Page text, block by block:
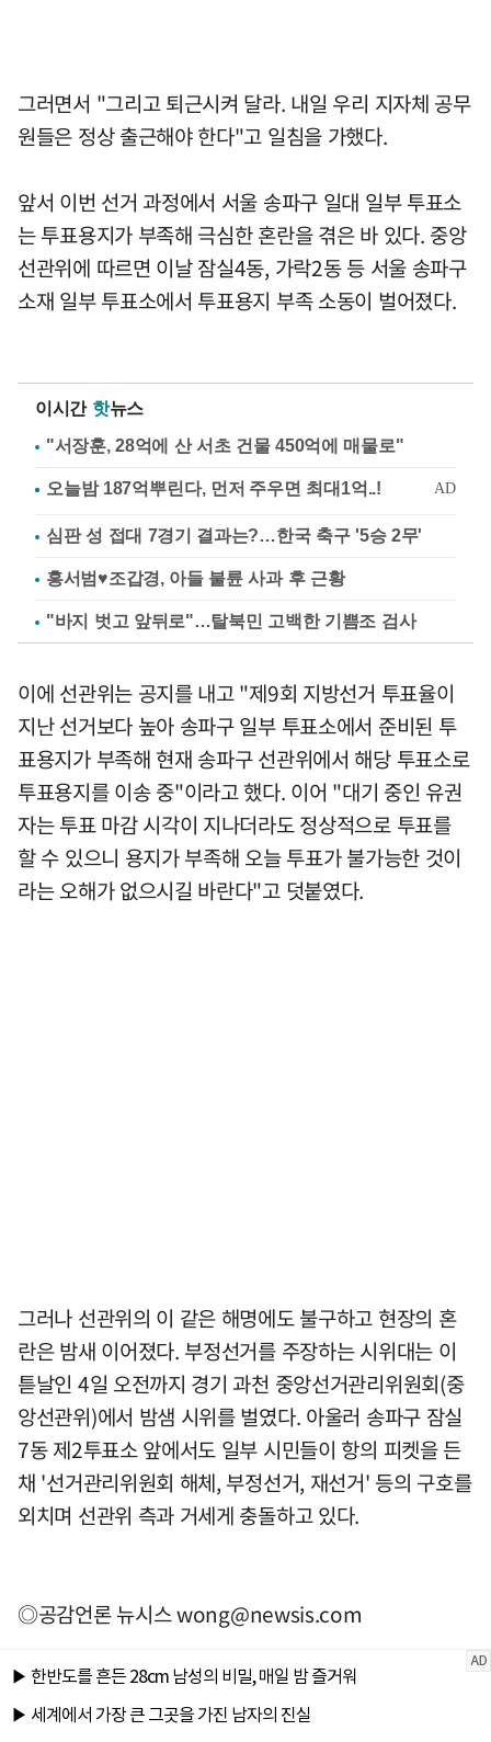
그러면서 "그리고 퇴근시켜 달라. 내일 우리 지자체 공무
원들은 정상 출근해야 한다"고 일침을 가했다.
앞서 이번 선거 과정에서 서울 송파구 일대 일부 투표소
는 투표용지가 부족해 극심한 혼란을 겪은 바 있다. 중앙
선관위에 따르면 이날 잠실4동, 가락2동 등 서울 송파구
소재 일부 투표소에서 투표용지 부족 소동이 벌어졌다.
이시간 핫뉴스
"서장훈, 28억에 산 서초 건물 450억에 매물로"
심판 성 접대 7경기 결과는?…한국 축구 '5승 2무'
홍서범♥조갑경, 아들 불륜 사과 후 근황
"바지 벗고 앞뒤로"…탈북민 고백한 기쁨조 검사
이에 선관위는 공지를 내고 "제9회 지방선거 투표율이
지난 선거보다 높아 송파구 일부 투표소에서 준비된 투
표용지가 부족해 현재 송파구 선관위에서 해당 투표소로
투표용지를 이송 중"이라고 했다. 이어 "대기 중인 유권
자는 투표 마감 시각이 지나더라도 정상적으로 투표를
할 수 있으니 용지가 부족해 오늘 투표가 불가능한 것이
라는 오해가 없으시길 바란다"고 덧붙였다.
그러나 선관위의 이 같은 해명에도 불구하고 현장의 혼
란은 밤새 이어졌다. 부정선거를 주장하는 시위대는 이
튿날인 4일 오전까지 경기 과천 중앙선거관리위원회(중
앙선관위)에서 밤샘 시위를 벌였다. 아울러 송파구 잠실
7동 제2투표소 앞에서도 일부 시민들이 항의 피켓을 든
채 '선거관리위원회 해체, 부정선거, 재선거' 등의 구호를
외치며 선관위 측과 거세게 충돌하고 있다.
◎공감언론 뉴시스wong@newsis.com